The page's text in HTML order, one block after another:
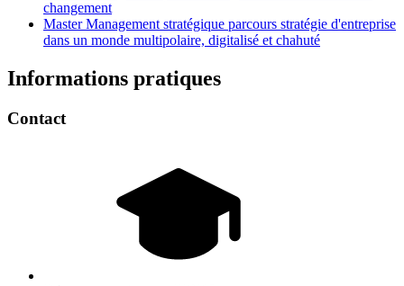
changement
Master Management stratégique parcours stratégie d'entreprise
dans un monde multipolaire, digitalisé et chahuté
Informations pratiques
Contact